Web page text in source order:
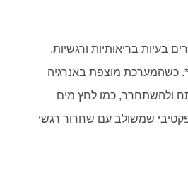
בעיות בריאותיות ורגשיות,
כשהמערכת מוצפת באנרגיה
ולהשתחרר, כמו לחץ מים
שמשולב עם שחרור רגשי